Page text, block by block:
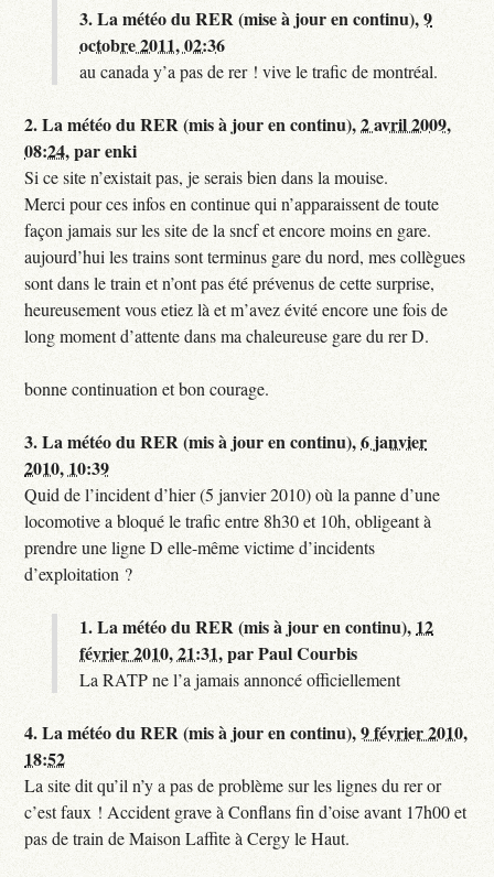
3.La météo du RER (mise à jour en continu),9
octobre 2011, 02:36
au canada y’a pas de rer ! vive le trafic de montréal.
2.La météo du RER (mis à jour en continu),2 avril 2009,
08:24,parenki
Si ce site n’existait pas, je serais bien dans la mouise.
Merci pour ces infos en continue qui n’apparaissent de toute
façon jamais sur les site de la sncf et encore moins en gare.
aujourd’hui les trains sont terminus gare du nord, mes collègues
sont dans le train et n’ont pas été prévenus de cette surprise,
heureusement vous etiez là et m’avez évité encore une fois de
long moment d’attente dans ma chaleureuse gare du rer D.
bonne continuation et bon courage.
3.La météo du RER (mis à jour en continu),6 janvier
2010, 10:39
Quid de l’incident d’hier (5 janvier 2010) où la panne d’une
locomotive a bloqué le trafic entre 8h30 et 10h, obligeant à
prendre une ligne D elle-même victime d’incidents
d’exploitation ?
1.La météo du RER (mis à jour en continu), 12
février 2010, 21:31,parPaul Courbis
La RATP ne l’a jamais annoncé officiellement
4.La météo du RER (mis à jour en continu),9 février 2010,
18:52
La site dit qu’il n’y a pas de problème sur les lignes du rer or
c’est faux ! Accident grave à Conflans fin d’oise avant 17h00 et
pas de train de Maison Laffite à Cergy le Haut.